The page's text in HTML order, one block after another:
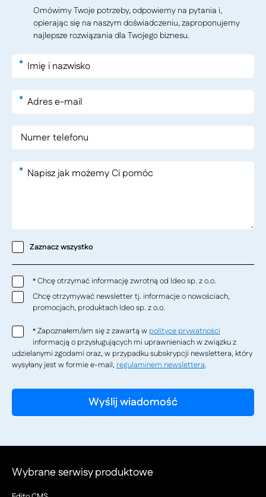
Omówimy Twoje potrzeby, odpowiemy na pytania i,
opierając się na naszym doświadczeniu, zaproponujemy
najlepsze rozwiązania dla Twojego biznesu.
*
*
*
Zaznacz wszystko
*Chcę otrzymać informację zwrotną od Ideo sp. z o.o.
Chcę otrzymywać newsletter tj. informacje o nowościach,
promocjach, produktach Ideo sp. z o.o.
*Zapoznałem/am się z zawartą w polityce prywatności
informacją o przysługujących mi uprawnieniach w związku z
udzielanymi zgodami oraz, w przypadku subskrypcji newslettera, który
wysyłany jest w formie e-mail, regulaminem newslettera.
Wybrane serwisy produktowe